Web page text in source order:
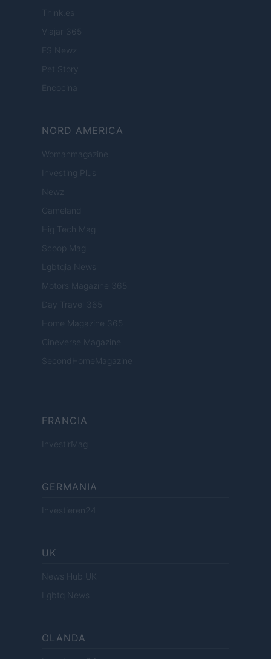
Think.es
Viajar 365
ES Newz
Pet Story
Encocina
NORD AMERICA
Womanmagazine
Investing Plus
Newz
Gameland
Hig Tech Mag
Scoop Mag
Lgbtqia News
Motors Magazine 365
Day Travel 365
Home Magazine 365
Cineverse Magazine
SecondHomeMagazine
FRANCIA
InvestirMag
GERMANIA
Investieren24
UK
News Hub UK
Lgbtq News
OLANDA